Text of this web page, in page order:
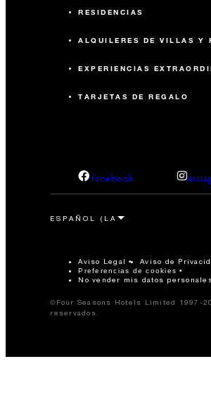
RESIDENCIAS
ALQUILERES DE VILLAS Y
EXPERIENCIAS
TARJETAS DE REGALO
facebook
Aviso Legal Aviso de
Preferencias de cookies
No vender mis datos
©Four Seasons Hotels Limited 1997-
reservados.